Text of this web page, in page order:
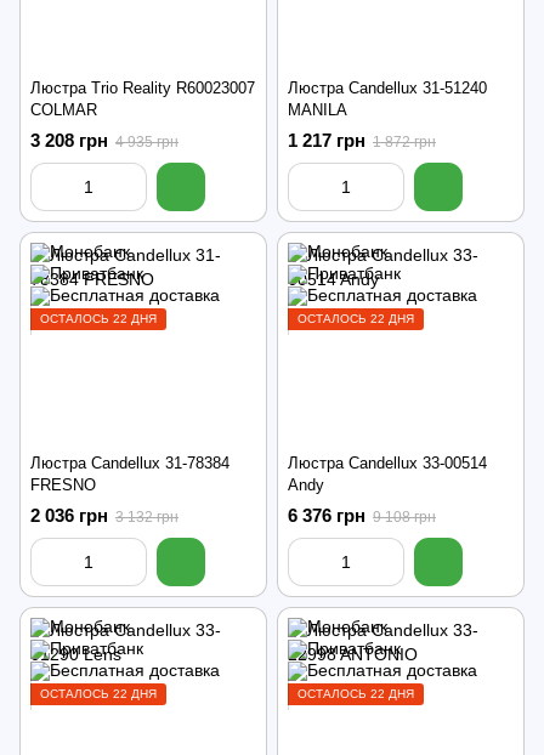
Люстра Trio Reality R60023007
COLMAR
3 208 грн 4 935 грн
Люстра Candellux 31-51240
MANILA
1 217 грн 1 872 грн
ОСТАЛОСЬ 22 ДНЯ
Люстра Candellux 31-78384
FRESNO
2 036 грн 3 132 грн
ОСТАЛОСЬ 22 ДНЯ
Люстра Candellux 33-00514
Andy
6 376 грн 9 108 грн
ОСТАЛОСЬ 22 ДНЯ ОСТАЛОСЬ 22 ДНЯ